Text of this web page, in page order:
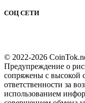
СОЦ СЕТИ
© 2022-2026
Предупреждение о
сопряжены с высокой
ответственности за
использованием